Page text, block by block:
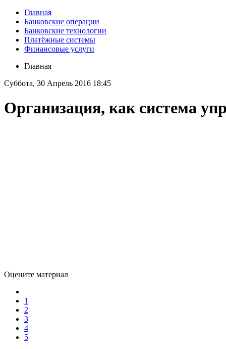
Главная
Банковские операции
Банковские технологии
Платёжные системы
Финансовые услуги
Главная
Суббота, 30 Апрель 2016 18:45
Организация, как система
Оцените материал
1
2
3
4
5